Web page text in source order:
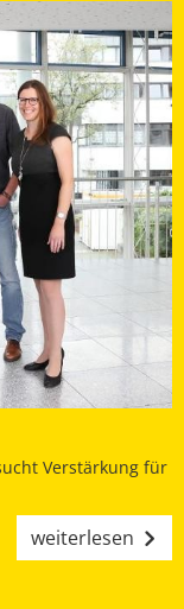
Verstärkung für
weiterlesen